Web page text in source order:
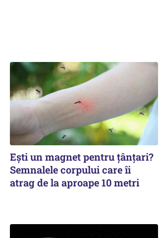
Ești un magnet pentru țânțari?
Semnalele corpului care îi
atrag de la aproape 10 metri